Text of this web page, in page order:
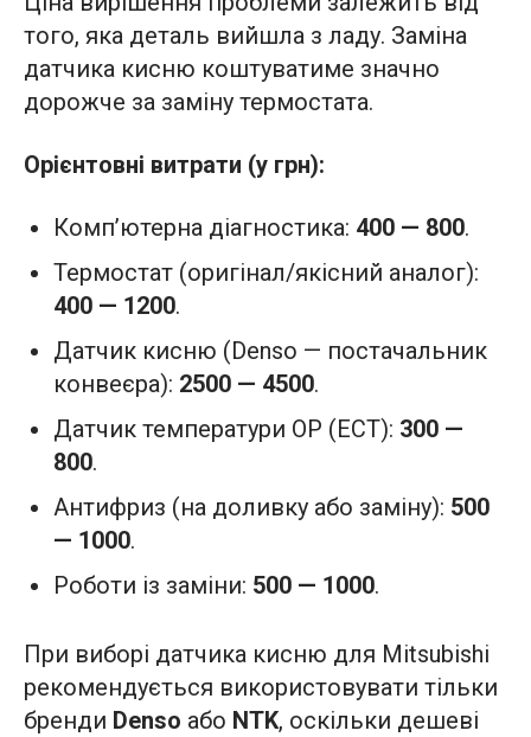
того, яка деталь вийшла з ладу. Заміна
датчика кисню коштуватиме значно
дорожче за заміну термостата.
Орієнтовні витрати (у грн):
Комп’ютерна діагностика: 400 — 800.
Термостат (оригінал/якісний аналог):
400 — 1200.
Датчик кисню (Denso — постачальник
конвеєра): 2500 — 4500.
Датчик температури ОР (ECT): 300 —
800.
Антифриз (на доливку або заміну): 500
— 1000.
Роботи із заміни: 500 — 1000.
При виборі датчика кисню для Mitsubishi
рекомендується використовувати тільки
бренди Denso або NTK, оскільки дешеві